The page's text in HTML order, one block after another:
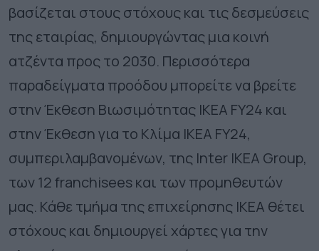
βασίζεται στους στόχους και τις δεσμεύσεις
της εταιρίας, δημιουργώντας μια κοινή
ατζέντα προς το 2030. Περισσότερα
παραδείγματα προόδου μπορείτε να βρείτε
στην Έκθεση Βιωσιμότητας ΙΚΕΑ FY24 και
στην Έκθεση για το Κλίμα ΙΚΕΑ FY24,
συμπεριλαμβανομένων, της Inter IKEA Group,
των 12 franchisees και των προμηθευτών
μας. Κάθε τμήμα της επιχείρησης ΙΚΕΑ θέτει
στόχους και δημιουργεί χάρτες για την